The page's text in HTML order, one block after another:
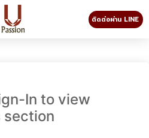
ติดต่อผ่าน LINE
In to view
section